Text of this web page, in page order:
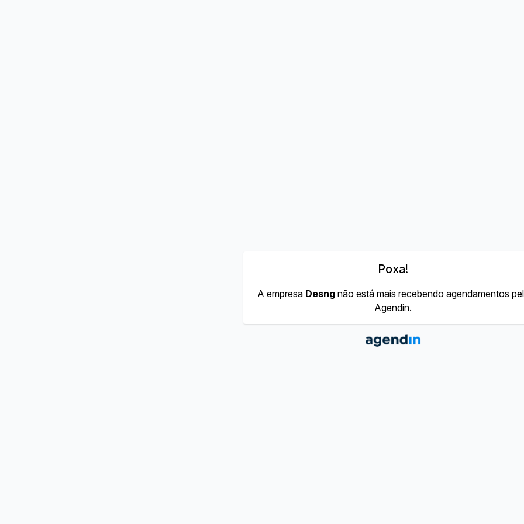
Poxa!
A empresa Desngnão está mais recebendo agendamentos
Agendin.